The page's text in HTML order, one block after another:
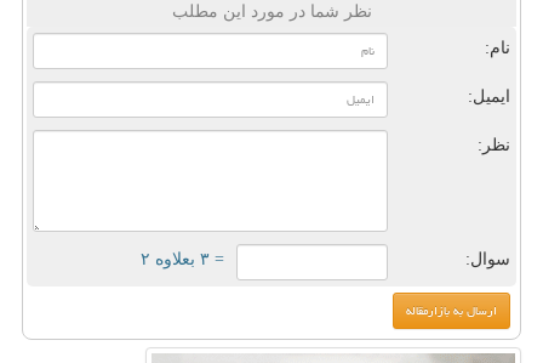
نظر شما در مورد این مطلب
نام:
ایمیل:
نظر:
سوال: = ۳ بعلاوه ۲